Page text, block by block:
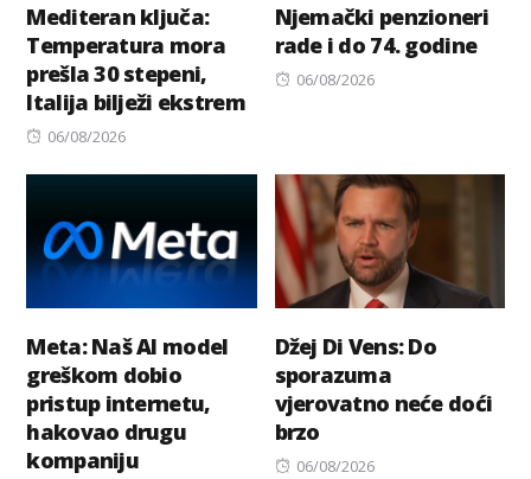
Mediteran ključa:
Temperatura mora
prešla 30 stepeni,
Italija bilježi ekstrem
Posted
06/08/2026
Njemački penzioneri
rade i do 74. godine
Posted
06/08/2026
Meta: Naš AI model
greškom dobio
pristup internetu,
hakovao drugu
kompaniju
Džej Di Vens: Do
sporazuma
vjerovatno neće doći
brzo
Posted
06/08/2026